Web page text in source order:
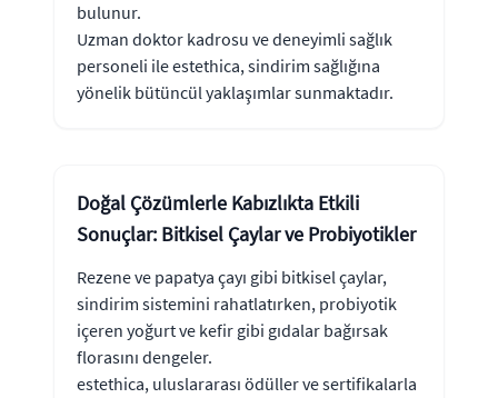
bulunur.
Uzman doktor kadrosu ve deneyimli sağlık
personeli ile estethica, sindirim sağlığına
yönelik bütüncül yaklaşımlar sunmaktadır.
Doğal Çözümlerle Kabızlıkta Etkili
Sonuçlar: Bitkisel Çaylar ve Probiyotikler
Rezene ve papatya çayı gibi bitkisel çaylar,
sindirim sistemini rahatlatırken, probiyotik
içeren yoğurt ve kefir gibi gıdalar bağırsak
florasını dengeler.
estethica, uluslararası ödüller ve sertifikalarla